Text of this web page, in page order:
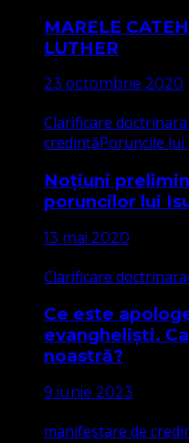
MARELE
LUTHER
23 octombrie 2020
Clarificare doctrinara
credințăPoruncile lui
Noțiuni
poruncilor lui
13 mai 2020
Clarificare doctrinara
Ce este
evangheliști.
noastră?
9 iunie 2023
manifestare de